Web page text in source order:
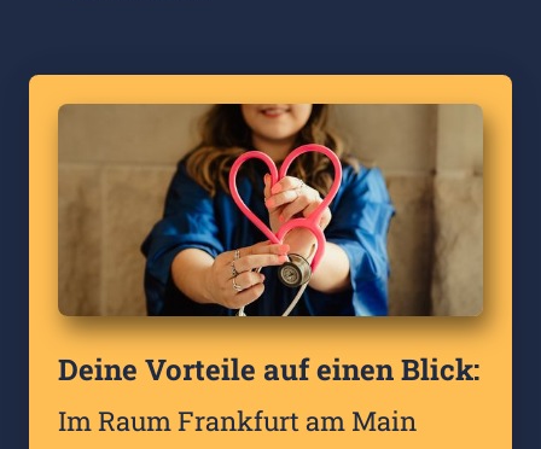
Deine Vorteile auf einen Blick:
Im Raum Frankfurt am Main